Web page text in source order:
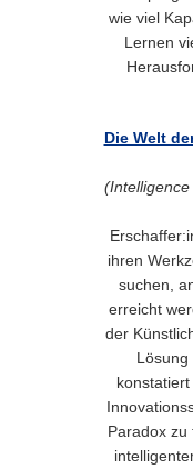
wie viel
Lernen
Die Welt
ihren
suchen,
erreicht
der
Paradox zu